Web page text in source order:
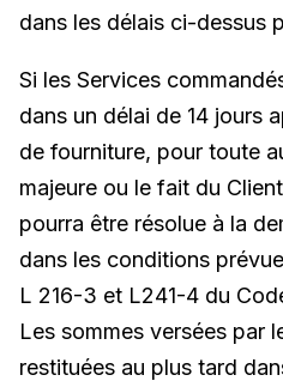
dans les délais ci-dessus
Si les Services
dans un délai de 14 jours
de fourniture, pour toute
majeure ou le fait du
pourra être résolue à la
dans les conditions
L 216-3 et L241-4 du
Les sommes versées par
restituées au plus tard